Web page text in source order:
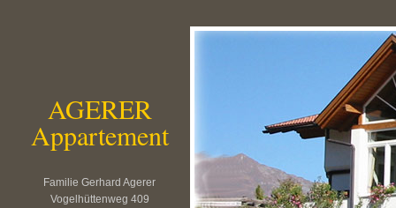
AGERER
Appartement
Familie Gerhard Agerer
Vogelhüttenweg 409